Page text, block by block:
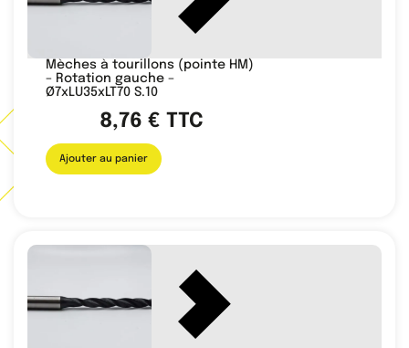
Mèches à tourillons (pointe HM)
– Rotation gauche –
Ø7xLU35xLT70 S.10
8,76€ TTC
Ajouter au panier